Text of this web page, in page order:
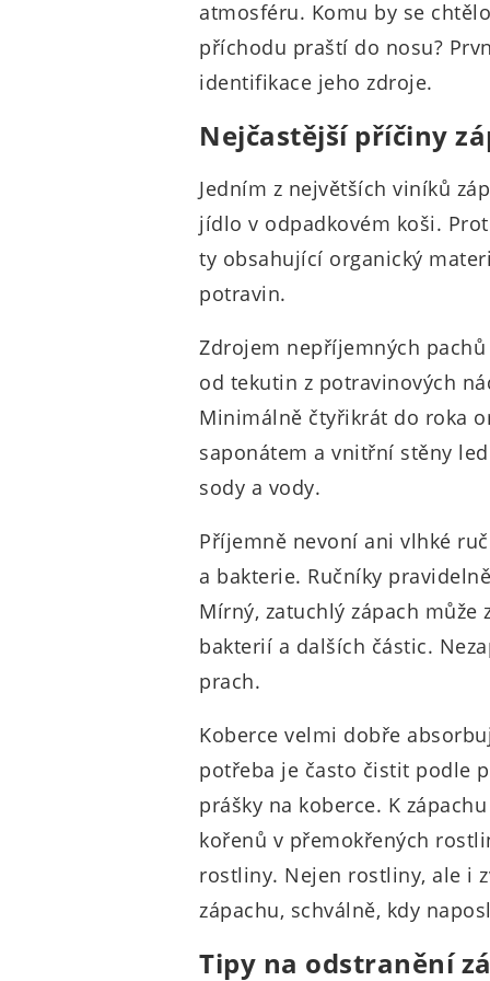
atmosféru. Komu by se
příchodu praští do nosu?
identifikace jeho zdroje.
Nejčastější příčiny
Jedním z největších viníků
jídlo v odpadkovém koši.
ty obsahující organický
potravin.
Zdrojem nepříjemných
od tekutin z potravinových
Minimálně čtyřikrát do roka
saponátem a vnitřní stěny
sody a vody.
Příjemně nevoní ani vlhké
a bakterie. Ručníky
Mírný, zatuchlý zápach
bakterií a dalších částic.
prach.
Koberce velmi dobře
potřeba je často čistit podle
prášky na koberce. K
kořenů v přemokřených
rostliny. Nejen rostliny, ale i
zápachu, schválně, kdy
Tipy na odstranění